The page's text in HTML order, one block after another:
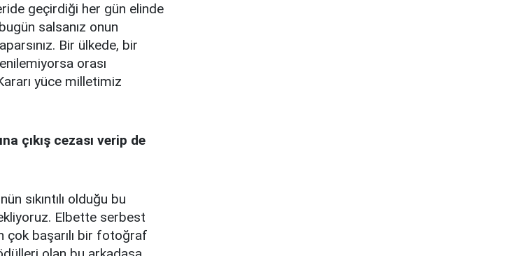
geçirdiği her gün elinde
salsanız onun
Bir ülkede, bir
orası
yüce milletimiz
çıkış cezası verip de
sıkıntılı olduğu bu
Elbette serbest
çok başarılı bir fotoğraf